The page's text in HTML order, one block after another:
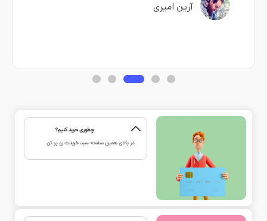
آرین امیری
چطوری خرید کنیم؟
در بالای همین صفحه سبد خریدت رو پر کن